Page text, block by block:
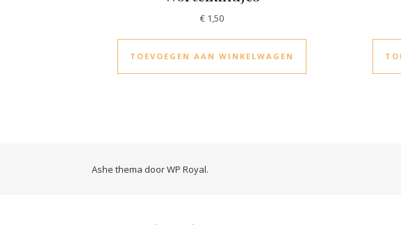
€1,50
TOEVOEGEN AAN WINKELWAGEN
Ashe thema doorWP Royal.